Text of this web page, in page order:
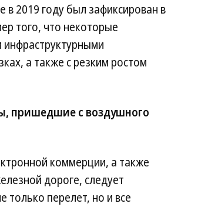
в 2019 году был зафиксирован в
того, что некоторые
инфраструктурными
а также с резким ростом
пришедшие с воздушного
коммерции, а также
дороге, следует
только перелет, но и все